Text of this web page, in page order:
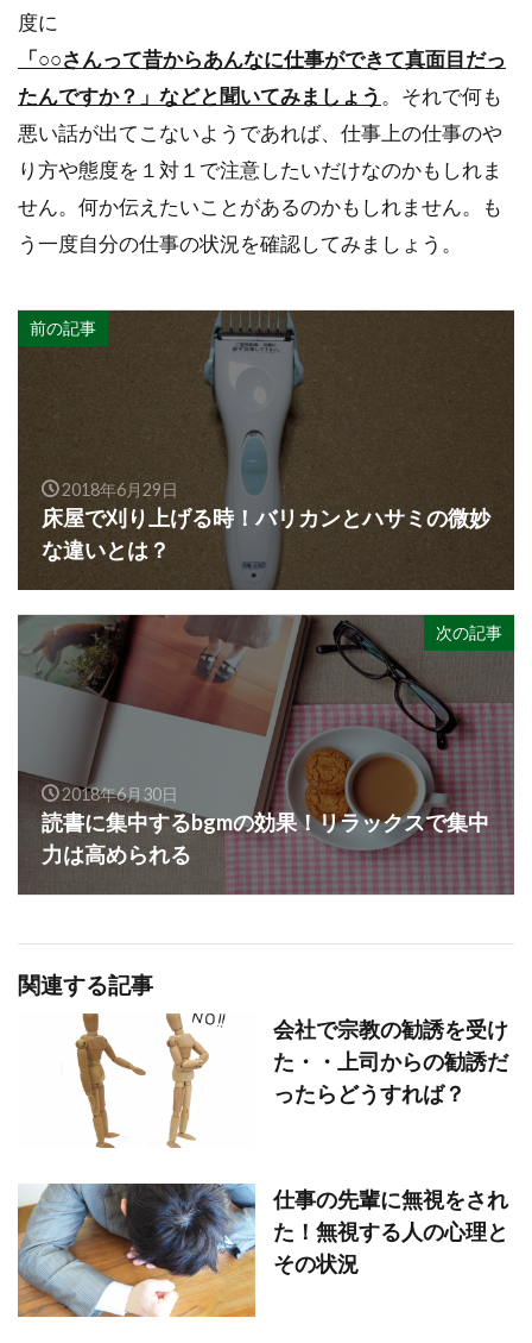
度に
「○○さんって昔からあんなに仕事ができて真面目だっ
たんですか？」などと聞いてみましょう 。それで何も
悪い話が出てこないようであれば、仕事上の仕事のや
り方や態度を１対１で注意したいだけなのかもしれま
せん。何か伝えたいことがあるのかもしれません。も
う一度自分の仕事の状況を確認してみましょう。
前の記事
2018年6月29日
床屋で刈り上げる時！バリカンとハサミの微妙
な違いとは？
次の記事
2018年6月30日
読書に集中するbgmの効果！リラックスで集中
力は高められる
関連する記事
会社で宗教の勧誘を受け
た・・上司からの勧誘だ
ったらどうすれば？
仕事の先輩に無視をされ
た！無視する人の心理と
その状況